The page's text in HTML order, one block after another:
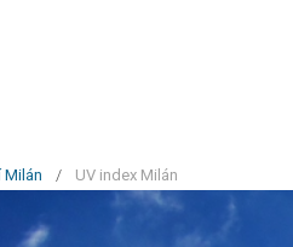
Milán / UV index Milán